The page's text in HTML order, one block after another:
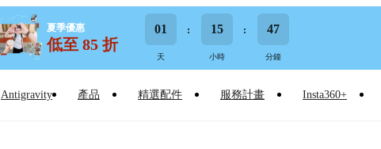
夏季優惠
低至 85 折
01
天
15
小時
47
分鐘
Antigravity 產品 精選配件 服務計畫 Insta360+